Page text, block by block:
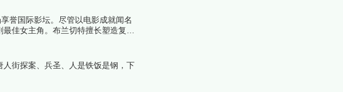
誉国际影坛。尽管以电影成就闻名
佳女主角。布兰切特擅长塑造复杂
发巨大反响。下面跟着榜中榜编辑
街探案、兵圣、人是铁饭是钢，下